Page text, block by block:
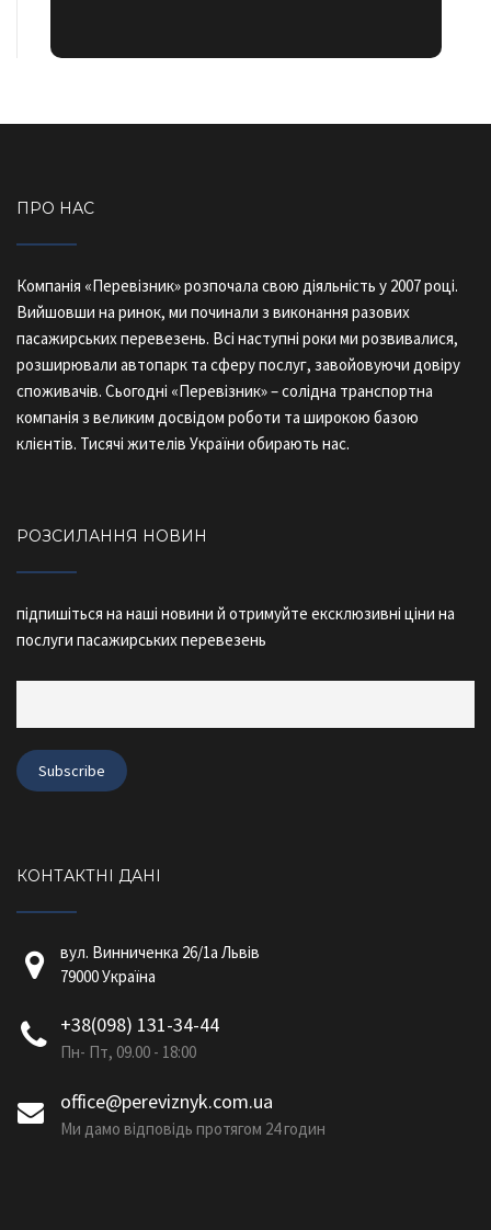
ПРО НАС
Компанія «Перевізник» розпочала свою діяльність у 2007 році.
Вийшовши на ринок, ми починали з виконання разових
пасажирських перевезень. Всі наступні роки ми розвивалися,
розширювали автопарк та сферу послуг, завойовуючи довіру
споживачів. Сьогодні «Перевізник» – солідна транспортна
компанія з великим досвідом роботи та широкою базою
клієнтів. Тисячі жителів України обирають нас.
РОЗСИЛАННЯ НОВИН
підпишіться на наші новини й отримуйте ексклюзивні ціни на
послуги пасажирських перевезень
КОНТАКТНІ ДАНІ
вул. Винниченка 26/1a Львів
79000 Україна
+38(098) 131-34-44
Пн- Пт, 09.00 - 18:00
office@pereviznyk.com.ua
Ми дамо відповідь протягом 24 годин